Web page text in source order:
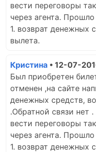
вести переговоры
через агента.
1. возврат денежных
вылета.
Кристина • 12-07-
Был приобретен
отменен ,на сайте
денежных средств,
.Обратной связи нет
вести переговоры
через агента.
1. возврат денежных